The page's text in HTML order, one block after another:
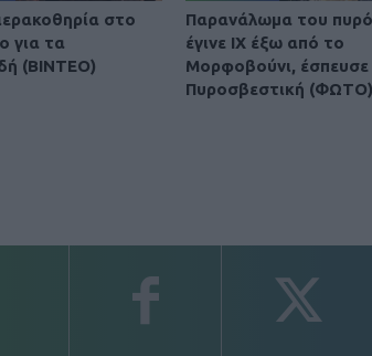
στο
για τα
(ΒΙΝΤΕΟ)
Παρανάλωμα του
έγινε ΙΧ έξω από το
Μορφοβούνι, έσπευσε
Πυροσβεστική (ΦΩΤΟ)